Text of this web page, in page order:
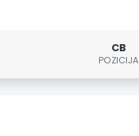
CB
POZICIJA